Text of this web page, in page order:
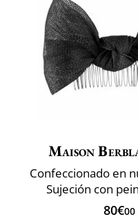
Maison
Confeccionado en
Sujeción con
80€00